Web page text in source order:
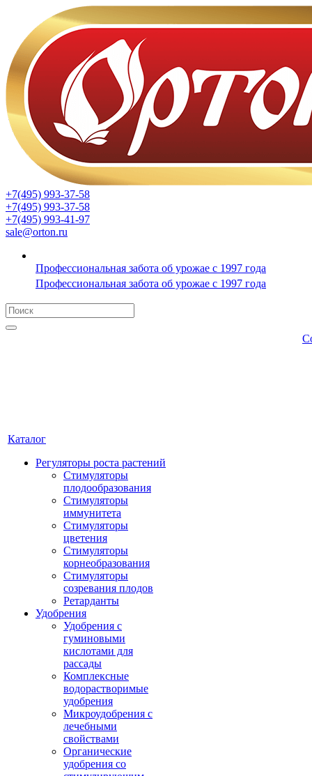
+7(495) 993-37-58
+7(495) 993-37-58
+7(495) 993-41-97
sale@orton.ru
Профессиональная забота об урожае с 1997 года
Профессиональная забота об урожае с 1997 года
Каталог
Регуляторы роста растений
Стимуляторы
плодообразования
Стимуляторы
иммунитета
Стимуляторы
цветения
Стимуляторы
корнеобразования
Стимуляторы
созревания плодов
Ретарданты
Удобрения
Удобрения с
гуминовыми
кислотами для
рассады
Комплексные
водорастворимые
удобрения
Микроудобрения с
лечебными
свойствами
Органические
удобрения со